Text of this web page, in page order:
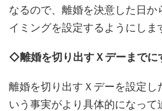
なるので、離婚を決意した日か
イミングを設定するようにしま
◇離婚を切り出すＸデーまでに
離婚を切り出すＸデーを設定し
いう事実がより具体的になって